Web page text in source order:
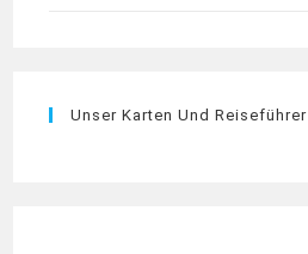
Unser Karten Und Reiseführer